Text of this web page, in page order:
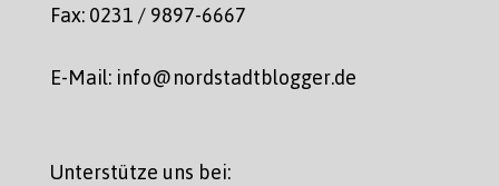
Fax: 0231 / 9897-6667
E-Mail: info@nordstadtblogger.de
Unterstütze uns bei: